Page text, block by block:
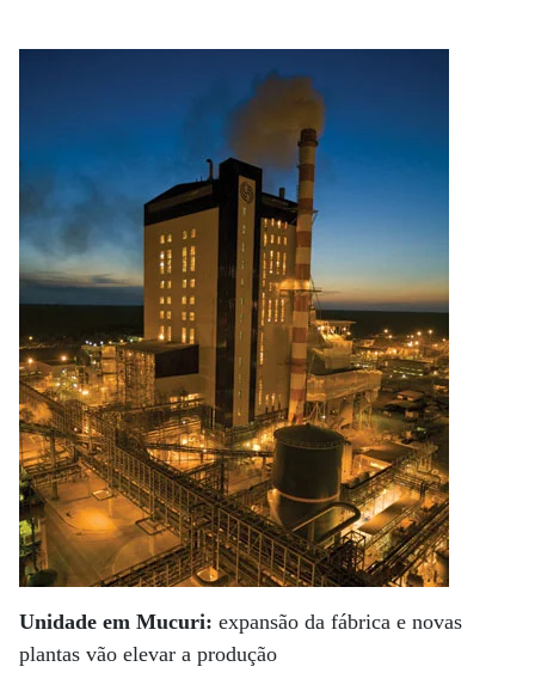
Unidade em Mucuri: expansão da fábrica e novas
plantas vão elevar a produção